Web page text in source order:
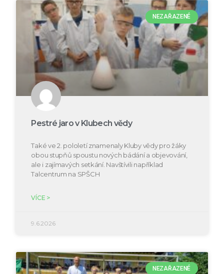
NEZAŘAZENÉ
Pestré jaro v Klubech vědy
Také ve 2. pololetí znamenaly Kluby vědy pro žáky
obou stupňů spoustu nových bádání a objevování,
ale i zajímavých setkání. Navštívili například
Talcentrum na SPŠCH
VÍCE >
9.6.2026
NEZAŘAZENÉ